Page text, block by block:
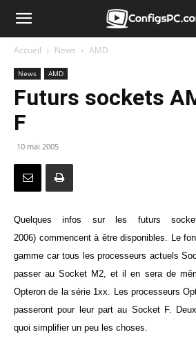
Accueil News AMD
News AMD
Futurs sockets
F
10 mai 2005
Quelques infos sur les futurs
2006) commencent à être disponibles. Le
gamme car tous les processeurs actuels
passer au Socket M2, et il en sera de
Opteron de la série 1xx. Les processeurs
passeront pour leur part au Socket F.
quoi simplifier un peu les choses.